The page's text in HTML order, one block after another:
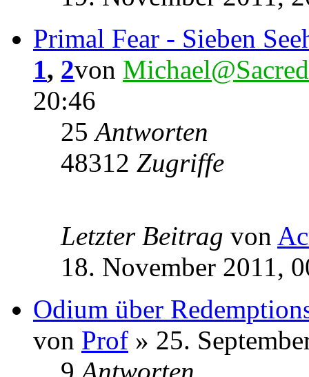
Primal Fear - Sieben
1, 2von
20:46
25Antworten
48312 Zugriffe
Letzter Beitrag von
18. November 2011,
Odium über
von Prof » 25.
9 Antworten